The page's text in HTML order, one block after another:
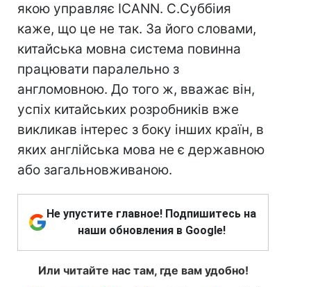
якою управляє ICANN. С.Суббіия
каже, що це не так. За його словами,
китайська мовна система повинна
працювати паралельно з
англомовною. До того ж, вважає він,
успіх китайських розробників вже
викликав інтерес з боку інших країн, в
яких англійська мова не є державною
або загальновживаною.
Не упустите главное! Подпишитесь на
наши обновления в Google!
Или читайте нас там, где вам удобно!